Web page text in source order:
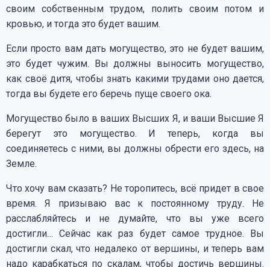
своим собственным трудом, полить своим потом и
кровью, и тогда это будет вашим.
Если просто вам дать могущество, это не будет вашим,
это будет чужим. Вы должны выносить могущество,
как своё дитя, чтобы знать какими трудами оно дается,
тогда вы будете его беречь пуще своего ока.
Могущество было в ваших Высших Я, и ваши Высшие Я
берегут это могущество. И теперь, когда вы
соединяетесь с ними, вы должны обрести его здесь, на
Земле.
Что хочу вам сказать? Не торопитесь, всё придет в свое
время. Я призываю вас к постоянному труду. Не
расслабляйтесь и не думайте, что вы уже всего
достигли… Сейчас как раз будет самое трудное. Вы
достигли скал, что недалеко от вершины, и теперь вам
надо карабкаться по скалам, чтобы достичь вершины.